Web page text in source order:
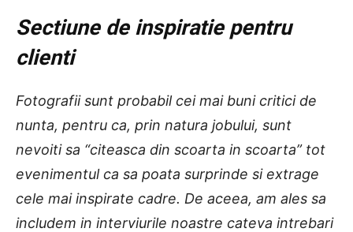
Sectiune de inspiratie pentru
clienti
Fotografii sunt probabil cei mai buni critici de
nunta, pentru ca, prin natura jobului, sunt
nevoiti sa “citeasca din scoarta in scoarta” tot
evenimentul ca sa poata surprinde si extrage
cele mai inspirate cadre. De aceea, am ales sa
includem in interviurile noastre cateva intrebari